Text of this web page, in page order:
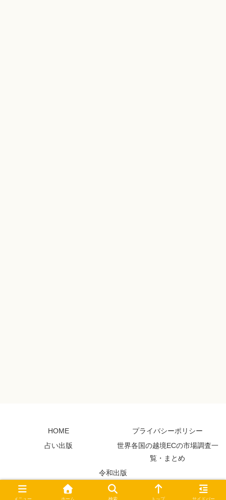
HOME
プライバシーポリシー
占い出版
世界各国の越境ECの市場調査一
覧・まとめ
令和出版
© 2011 Miyuki Blog.
メニュー ホーム 検索 トップ サイドバー